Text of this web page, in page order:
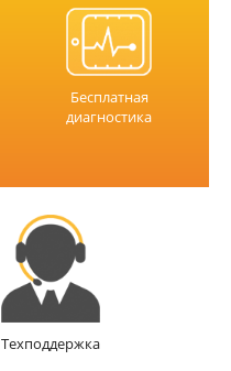
Бесплатная
диагностика
Техподдержка